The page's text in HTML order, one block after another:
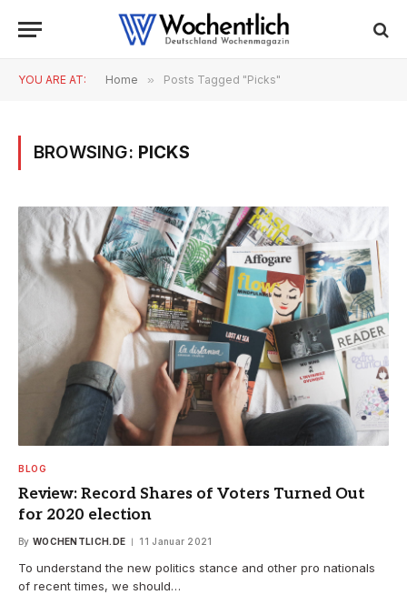
YOU ARE AT: Home » Posts Tagged "Picks"
BROWSING: PICKS
BLOG
Review: Record Shares of Voters Turned Out
for 2020 election
By WOCHENTLICH.DE 11 Januar 2021
To understand the new politics stance and other pro nationals
of recent times, we should…